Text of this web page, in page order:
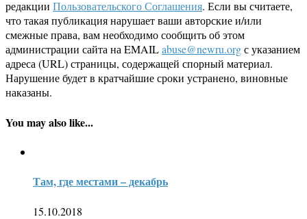
редакции Пользовательского Соглашения. Если вы считаете,
что такая публикация нарушает ваши авторские и/или
смежные права, вам необходимо сообщить об этом
администрации сайта на EMAILabuse@newru.orgс указанием
адреса (URL) страницы, содержащей спорный материал.
Нарушение будет в кратчайшие сроки устранено, виновные
наказаны.
You may also like...
Там, где местами – декабрь
15.10.2018